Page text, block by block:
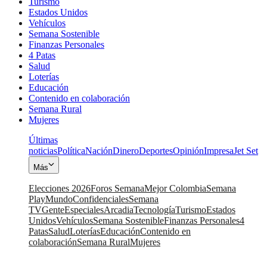
Estados Unidos
Vehículos
Semana Sostenible
Finanzas Personales
4 Patas
Salud
Loterías
Educación
Contenido en colaboración
Semana Rural
Mujeres
Últimas
noticiasPolíticaNaciónDineroDeportesOpiniónImpresaJet Set
Más
Elecciones 2026Foros SemanaMejor ColombiaSemana
PlayMundoConfidencialesSemana
TVGenteEspecialesArcadiaTecnologíaTurismoEstados
UnidosVehículosSemana SostenibleFinanzas Personales4
PatasSaludLoteríasEducaciónContenido en
colaboraciónSemana RuralMujeres